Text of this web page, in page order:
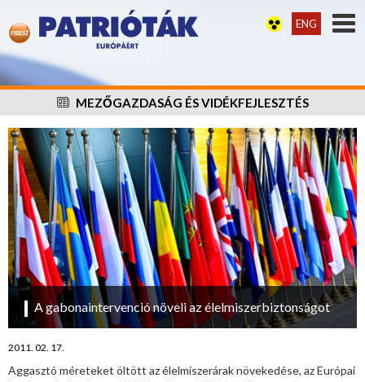
ENG
MEZŐGAZDASÁG ÉS VIDÉKFEJLESZTÉS
A gabonaintervenció növeli az élelmiszerbiztonságot
2011. 02. 17.
Aggasztó méreteket öltött az élelmiszerárak növekedése, az Európai